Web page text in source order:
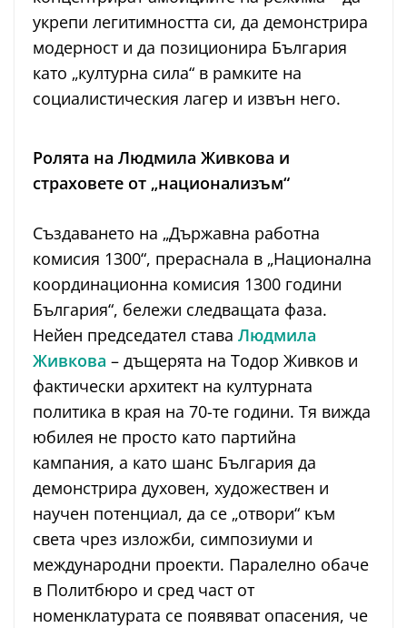
укрепи легитимността си, да демонстрира
модерност и да позиционира България
като „културна сила“ в рамките на
социалистическия лагер и извън него.
Ролята на Людмила Живкова и
страховете от „национализъм“
Създаването на „Държавна работна
комисия 1300“, прераснала в „Национална
координационна комисия 1300 години
България“, бележи следващата фаза.
Нейен председател става Людмила
Живкова – дъщерята на Тодор Живков и
фактически архитект на културната
политика в края на 70-те години. Тя вижда
юбилея не просто като партийна
кампания, а като шанс България да
демонстрира духовен, художествен и
научен потенциал, да се „отвори“ към
света чрез изложби, симпозиуми и
международни проекти. Паралелно обаче
в Политбюро и сред част от
номенклатурата се появяват опасения, че